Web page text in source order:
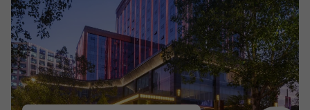
Especialistas
Cheque Viagem
Rede de Lojas